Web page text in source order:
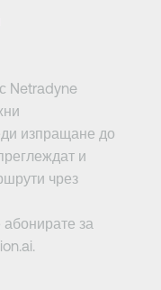
Netradyne
изпращане до
и
чрез
за